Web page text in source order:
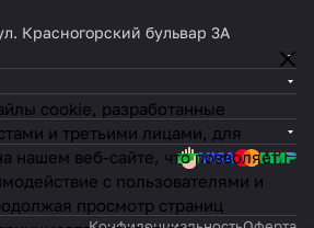
cookie, разработанные
и третьими лицами, для
нашем веб-сайте, что позволяет
с пользователями и
просмотр страниц
Красногорский бульвар 3А